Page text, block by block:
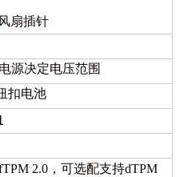
扇插针
源决定电压范围
扣电池
2.0，可选配支持dTPM